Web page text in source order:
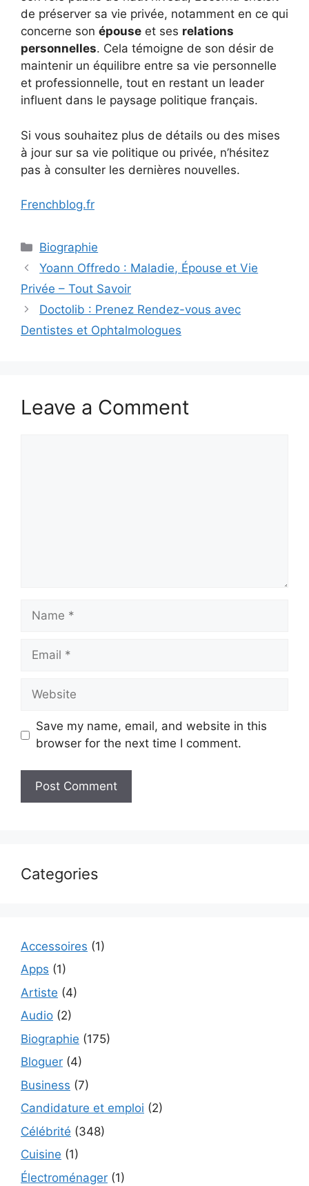
de préserver sa vie privée, notamment en ce qui
concerne son épouse et ses relations
personnelles. Cela témoigne de son désir de
maintenir un équilibre entre sa vie personnelle
et professionnelle, tout en restant un leader
influent dans le paysage politique français.
Si vous souhaitez plus de détails ou des mises
à jour sur sa vie politique ou privée, n’hésitez
pas à consulter les dernières nouvelles.
Frenchblog.fr
Categories
Biographie
Yoann Offredo : Maladie, Épouse et Vie
Privée – Tout Savoir
Doctolib : Prenez Rendez-vous avec
Dentistes et Ophtalmologues
Leave a Comment
Name
Email
Website
Save my name, email, and website in this
browser for the next time I comment.
Categories
Accessoires (1)
Apps (1)
Artiste (4)
Audio (2)
Biographie (175)
Bloguer (4)
Business (7)
Candidature et emploi (2)
Célébrité (348)
Cuisine (1)
Électroménager (1)